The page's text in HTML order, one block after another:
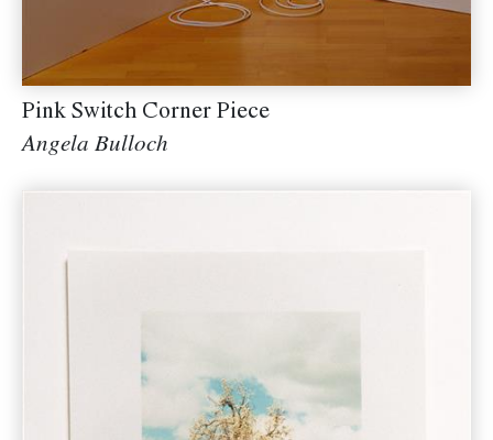
Pink Switch Corner Piece
Angela Bulloch